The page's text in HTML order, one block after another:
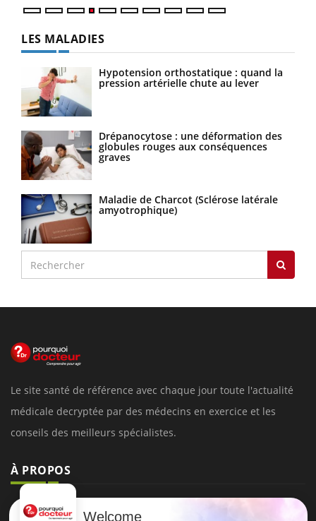
LES MALADIES
Hypotension orthostatique : quand la
pression artérielle chute au lever
Drépanocytose : une déformation des
globules rouges aux conséquences
graves
Maladie de Charcot (Sclérose latérale
amyotrophique)
Le site santé de référence avec chaque jour toute l'actualité
médicale decryptée par des médecins en exercice et les
conseils des meilleurs spécialistes.
À PROPOS
Données personnelles et cookies
Welcome